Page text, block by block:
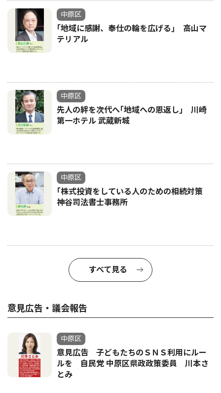
中原区
｢地域に感謝、奉仕の輪を広げる｣ 高山マ
テリアル
中原区
先人の絆を次代へ｢地域への恩返し｣ 川崎
第一ホテル 武蔵新城
中原区
｢株式投資をしている人のための相続対策
神谷司法書士事務所
すべて見る
意見広告・議会報告
中原区
意見広告 子どもたちのＳＮＳ利用にルー
ルを 自民党 中原区県政政策委員 川本さ
とみ